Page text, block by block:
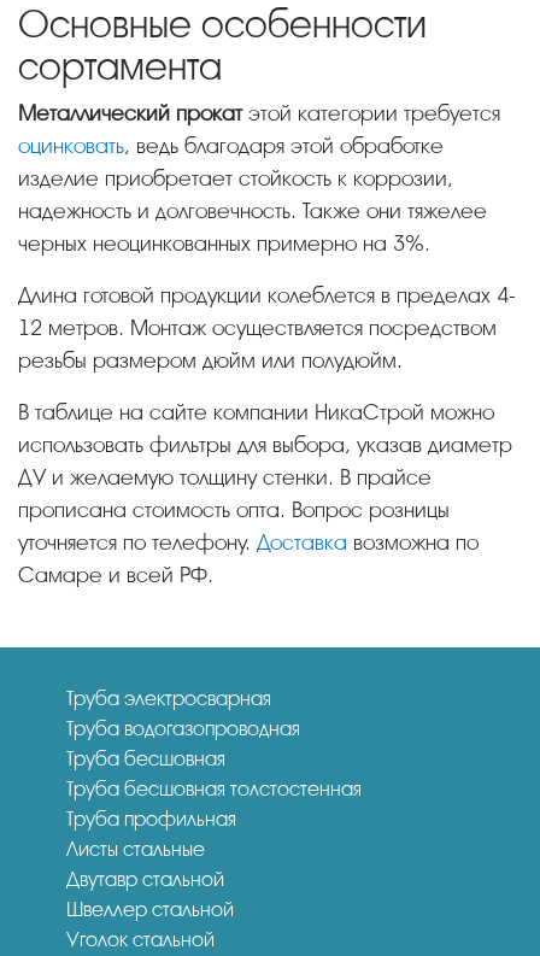
Основные особенности
сортамента
Металлический прокатэтой категории требуется
оцинковать, ведь благодаря этой обработке
изделие приобретает стойкость к коррозии,
надежность и долговечность. Также они тяжелее
черных неоцинкованных примерно на 3%.
Длина готовой продукции колеблется в пределах 4-
12 метров. Монтаж осуществляется посредством
резьбы размером дюйм или полудюйм.
В таблице на сайте компании НикаСтрой можно
использовать фильтры для выбора, указав диаметр
ДУ и желаемую толщину стенки. В прайсе
прописана стоимость опта. Вопрос розницы
уточняется по телефону. Доставка возможна по
Самаре и всей РФ.
Труба электросварная
Труба водогазопроводная
Труба бесшовная
Труба бесшовная толстостенная
Труба профильная
Листы стальные
Двутавр стальной
Швеллер стальной
Уголок стальной